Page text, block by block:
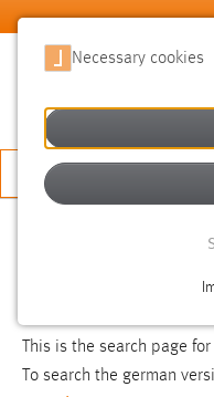
Skip to main content
This is the search page
To search the german
Necessary cookies